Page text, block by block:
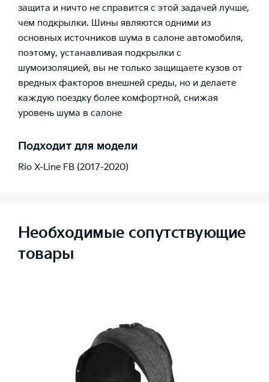
защита и ничто не справится с этой задачей лучше,
чем подкрылки. Шины являются одними из
основных источников шума в салоне автомобиля,
поэтому, устанавливая подкрылки с
шумоизоляцией, вы не только защищаете кузов от
вредных факторов внешней среды, но и делаете
каждую поездку более комфортной, снижая
уровень шума в салоне
Подходит для модели
Rio X-Line FB (2017-2020)
Необходимые сопутствующие
товары